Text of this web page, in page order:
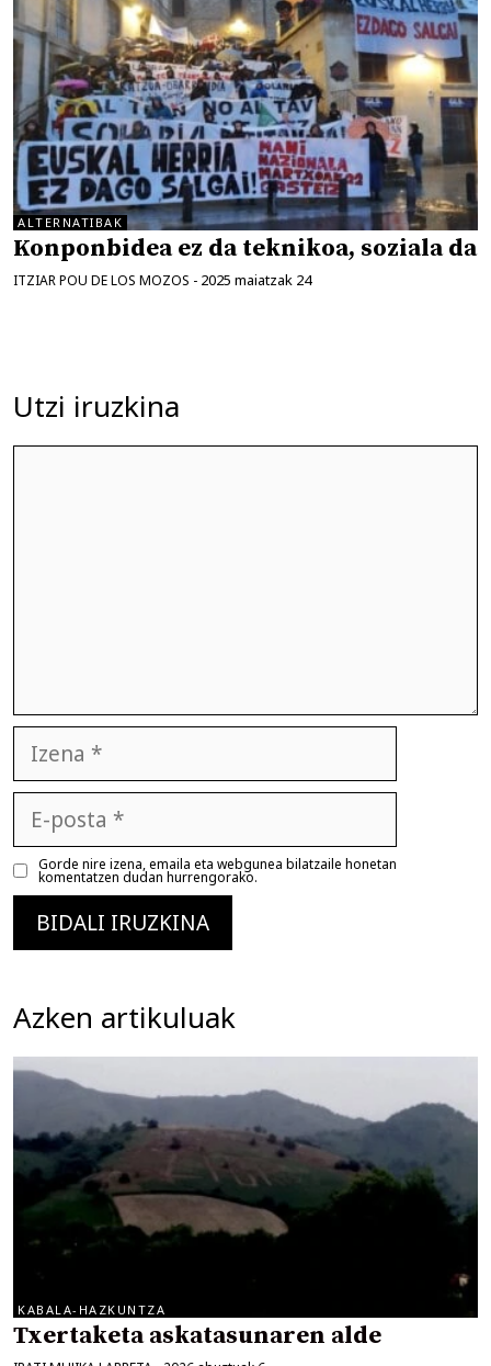
ALTERNATIBAK
Konponbidea ez da teknikoa, soziala da
ITZIAR POU DE LOS MOZOS - 2025 maiatzak 24
Utzi iruzkina
posta
Gorde nire izena, emaila eta webgunea bilatzaile honetan
komentatzen dudan hurrengorako.
Azken artikuluak
KABALA-HAZKUNTZA
Txertaketa askatasunaren alde